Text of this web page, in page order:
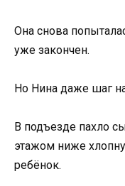
Она снова
уже закончен.
Но Нина даже шаг
В подъезде пахло
этажом ниже
ребёнок.